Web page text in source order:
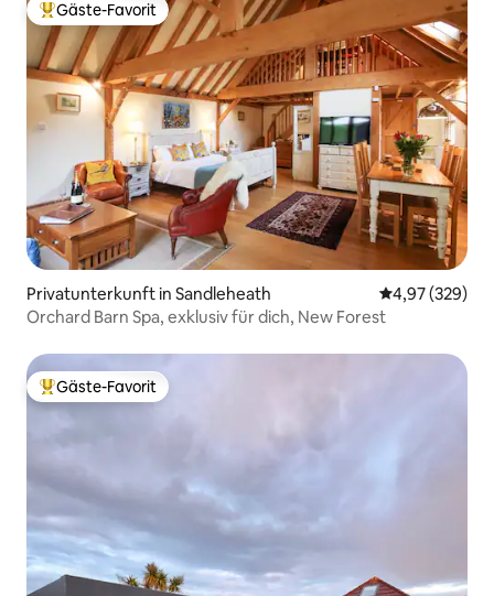
Beliebter Gäste-Favorit.
Gäste-Favorit
Privatunterkunft in Sandleheath
4,97 (329)
Orchard Barn Spa, exklusiv für dich, New Forest
Beliebter Gäste-Favorit.
Gäste-Favorit